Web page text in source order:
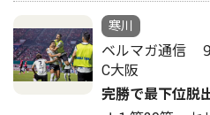
寒川
ベルマガ通信
C大阪
完勝で最下位脱